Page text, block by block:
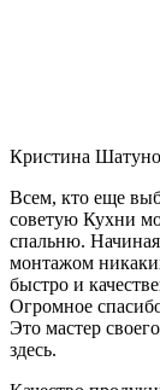
Кристина
Всем, кто еще
советую Кухни
спальню. Начиная
монтажом
быстро и
Огромное
Это мастер
здесь.